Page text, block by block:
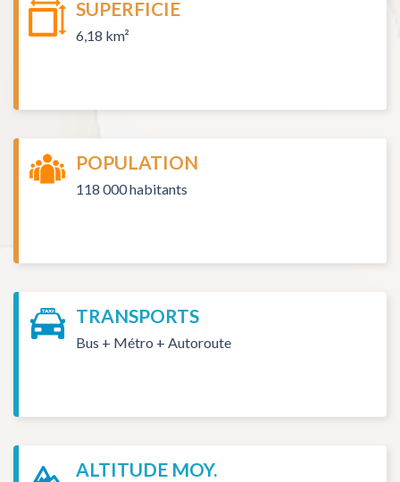
SUPERFICIE
6,18 km²
POPULATION
118 000 habitants
TRANSPORTS
Bus + Métro + Autoroute
ALTITUDE MOY.